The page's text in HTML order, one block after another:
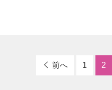
前へ 1 2